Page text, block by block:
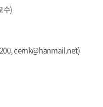
수)
cemk@hanmail.net)